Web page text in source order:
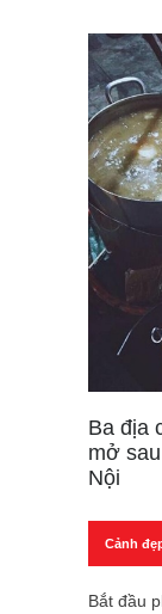
Ba địa
mở
Nội
Cảnh
Bắt đầu